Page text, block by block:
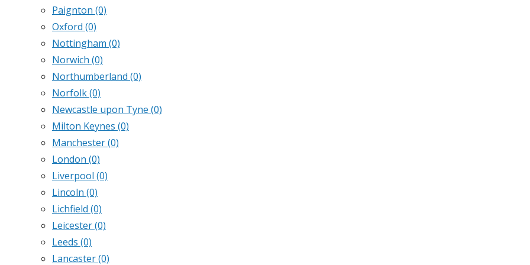
Paignton (0)
Oxford (0)
Nottingham (0)
Norwich (0)
Northumberland (0)
Norfolk(0)
Newcastle upon Tyne (0)
Milton Keynes (0)
Manchester(0)
London (0)
Liverpool (0)
Lincoln (0)
Lichfield (0)
Leicester(0)
Leeds (0)
Lancaster(0)